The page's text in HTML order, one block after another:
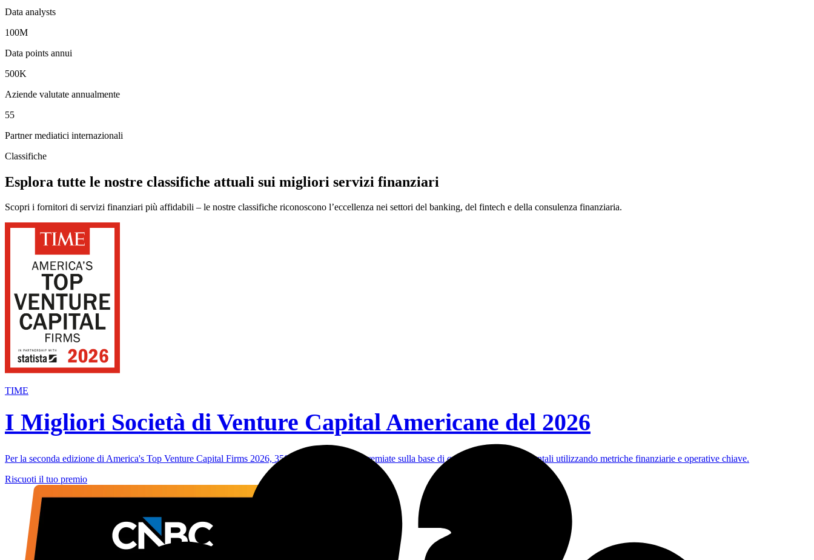
Data analysts
100M
Data points annui
500K
Aziende valutate annualmente
55
Partner mediatici internazionali
Classifiche
Esplora tutte le nostre classifiche attuali sui migliori servizi finanziari
Scopri i fornitori di servizi finanziari più affidabili – le nostre classifiche riconoscono l’eccellenza nei settori del banking, del fintech e della consulenza finanziaria.
TIME
I Migliori Società di Venture Capital Americane del 2026
Per la seconda edizione di America's Top Venture Capital Firms 2026, 350 aziende sono state premiate sulla base di quattro pilastri fondamentali utilizzando metriche finanziarie e operative chiave.
Riscuoti il tuo premio